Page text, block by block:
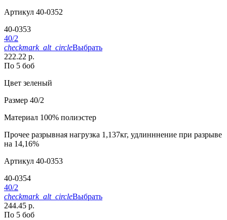
Артикул 40-0352
40-0353
40/2
checkmark_alt_circleВыбрать
222.22 р.
По 5 боб
Цвет зеленый
Размер 40/2
Материал 100% полиэстер
Прочее разрывная нагрузка 1,137кг, удлинннение при разрыве
на 14,16%
Артикул 40-0353
40-0354
40/2
checkmark_alt_circleВыбрать
244.45 р.
По 5 боб